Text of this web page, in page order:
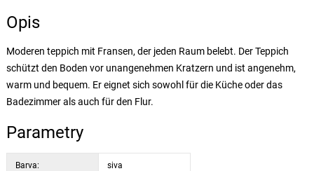
Opis
Moderen teppich mit Fransen, der jeden Raum belebt. Der Teppich
schützt den Boden vor unangenehmen Kratzern und ist angenehm,
warm und bequem. Er eignet sich sowohl für die Küche oder das
Badezimmer als auch für den Flur.
Parametry
Barva: siva